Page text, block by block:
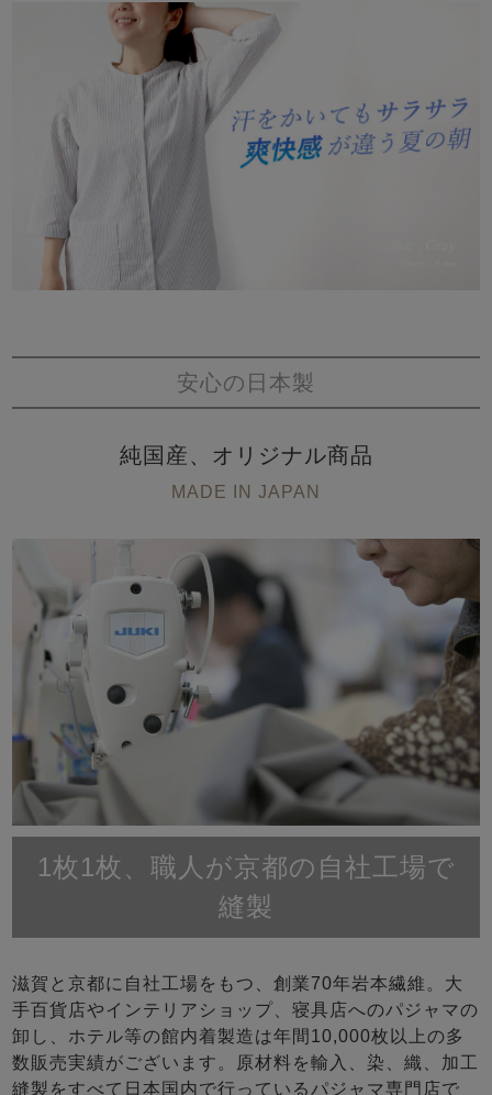
安心の日本製
純国産、オリジナル商品
MADE IN JAPAN
1枚1枚、職人が京都の自社工場で
縫製
滋賀と京都に自社工場をもつ、創業70年岩本繊維。大
手百貨店やインテリアショップ、寝具店へのパジャマの
卸し、ホテル等の館内着製造は年間10,000枚以上の多
数販売実績がございます。原材料を輸入、染、織、加工
縫製をすべて日本国内で行っているパジャマ専門店で